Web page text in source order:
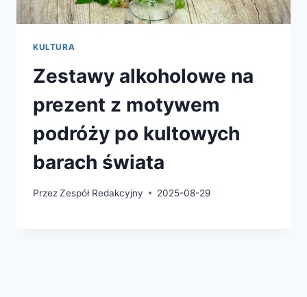
KULTURA
Zestawy alkoholowe na
prezent z motywem
podróży po kultowych
barach świata
PrzezZespół Redakcyjny 2025-08-29